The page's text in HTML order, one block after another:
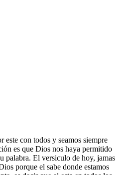
este con todos y seamos siempre
es que Dios nos haya permitido
palabra. El versiculo de hoy, jamas
porque el sabe donde estamos